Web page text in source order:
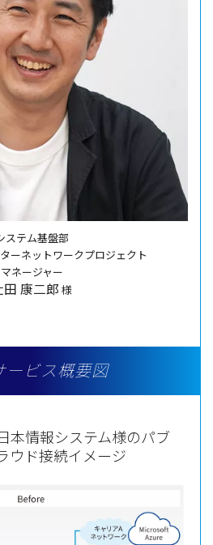
ステム基盤部
ーネットワークプロジェクト
マネージャー
田 康二郎 様
ービス概要図
本情報システム様のパブ
ウド接続イメージ